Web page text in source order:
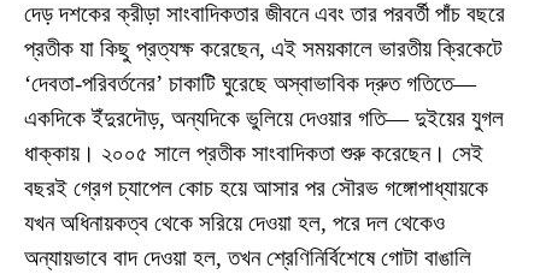
দেড় দশকের ক্রীড়া সাংবাদিকতার জীবনে এবং তার পরবর্তী পাঁচ বছরে
প্রতীক যা কিছু প্রত্যক্ষ করেছেন, এই সময়কালে ভারতীয় ক্রিকেটে
‘দেবতা-পরিবর্তনের’ চাকাটি ঘুরেছে অস্বাভাবিক দ্রুত গতিতে—
একদিকে ইঁদুরদৌড়, অন্যদিকে ভুলিয়ে দেওয়ার গতি— দুইয়ের যুগল
ধাক্কায়। ২০০৫ সালে প্রতীক সাংবাদিকতা শুরু করেছেন। সেই
বছরই গ্রেগ চ্যাপেল কোচ হয়ে আসার পর সৌরভ গঙ্গোপাধ্যায়কে
যখন অধিনায়কত্ব থেকে সরিয়ে দেওয়া হল, পরে দল থেকেও
অন্যায়ভাবে বাদ দেওয়া হল, তখন শ্রেণিনির্বিশেষে গোটা বাঙালি